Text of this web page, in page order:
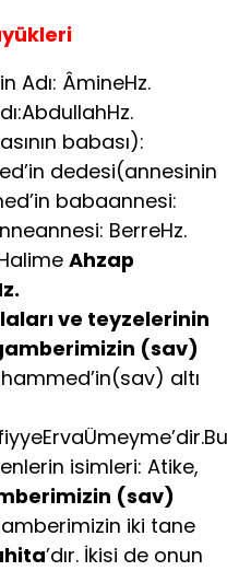
Adı: ÂmineHz.
babası):
dedesi(annesinin
babaannesi:
BerreHz.
Ahzap
ve teyzelerinin
(sav)
altı
isimleri: Atike,
(sav)
iki tane
’dır. İkisi de onun